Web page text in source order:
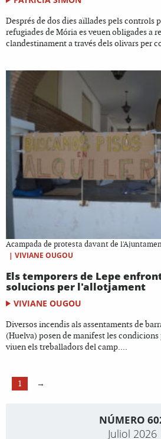
Després de dos dies aïllades pels controls
refugiades de Mória es veuen obligades a
clandestinament a través dels olivars per
Acampada de protesta davant de
| VIVIANE OUGOU
Els temporers de Lepe
solucions per l'allotjament
VIVIANE OUGOU
Diversos incendis als assentaments de
(Huelva) posen de manifest les condicions
viuen els treballadors del camp....
1 →
NÚMERO
Juliol 2026